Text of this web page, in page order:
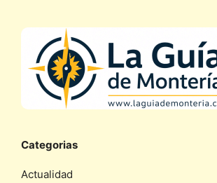
Categorias
Actualidad